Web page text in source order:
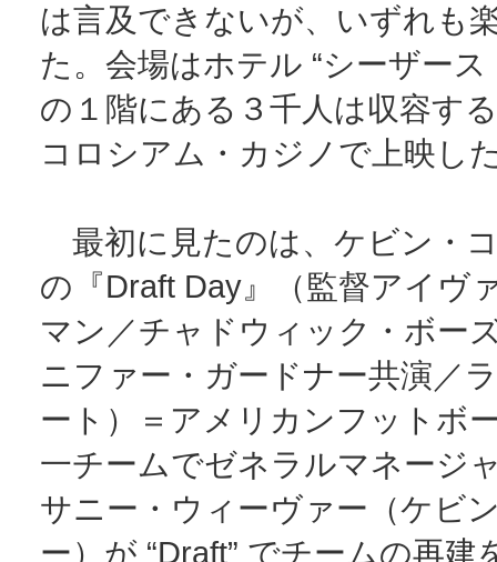
は言及できないが、いずれも
た。会場はホテル “シーザース
の１階にある３千人は収容す
コロシアム・カジノで上映し
最初に見たのは、ケビン・
の『Draft Day』（監督アイヴ
マン／チャドウィック・ボー
ニファー・ガードナー共演／
ート）＝アメリカンフットボ
一チームでゼネラルマネージ
サニー・ウィーヴァー（ケビ
ー）が “Draft” でチームの再建